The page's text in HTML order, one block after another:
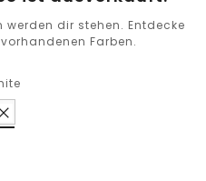
dir stehen. Entdecke
Farben.